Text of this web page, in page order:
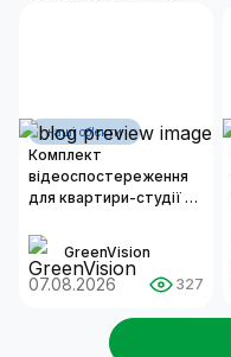
наші об'єкти
Комплект
відеоспостереження
для квартири-студії 50
GreenVision
07.08.2026 327